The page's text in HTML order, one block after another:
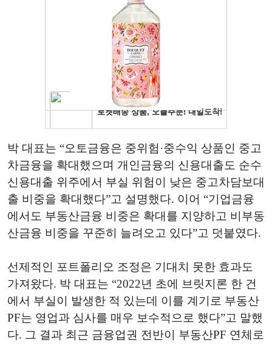
박 대표는 “오토금융은 중위험·중수익 상품인 중고
차금융을 확대했으며 개인금융의 신용대출도 순수
신용대출 위주에서 부실 위험이 낮은 중고차담보대
출 비중을 확대했다”고 설명했다. 이어 “기업금융
에서도 부동산금융 비중은 확대를 지양하고 비부동
산금융 비중을 꾸준히 늘려오고 있다”고 덧붙였다.
선제적인 포트폴리오 조정은 기대치 못한 효과도
가져왔다. 박 대표는 “2022년 초에 브릿지론 한 건
에서 부실이 발생한 적 있는데 이를 계기로 부동산
PF는 영업과 심사를 매우 보수적으로 했다”고 말했
다. 그 결과 최근 금융업권 전반이 부동산PF 연체로